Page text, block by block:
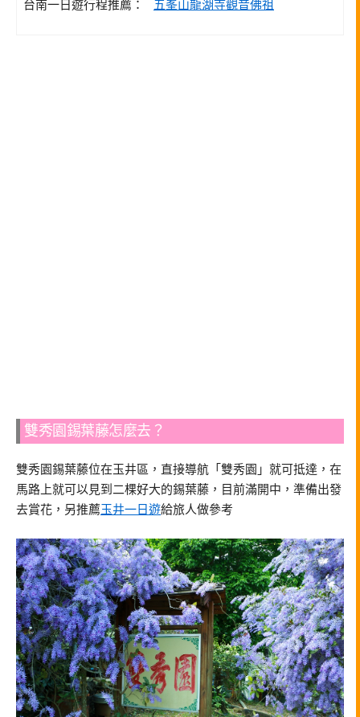
台南一日遊行程推薦： 五峯山龍湖寺觀音佛祖
雙秀園錫葉藤怎麼去？
雙秀園錫葉藤位在玉井區，直接導航「雙秀園」就可抵達，在
馬路上就可以見到二棵好大的錫葉藤，目前滿開中，準備出發
去賞花，另推薦玉井一日遊給旅人做參考